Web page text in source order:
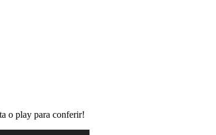
o play para conferir!